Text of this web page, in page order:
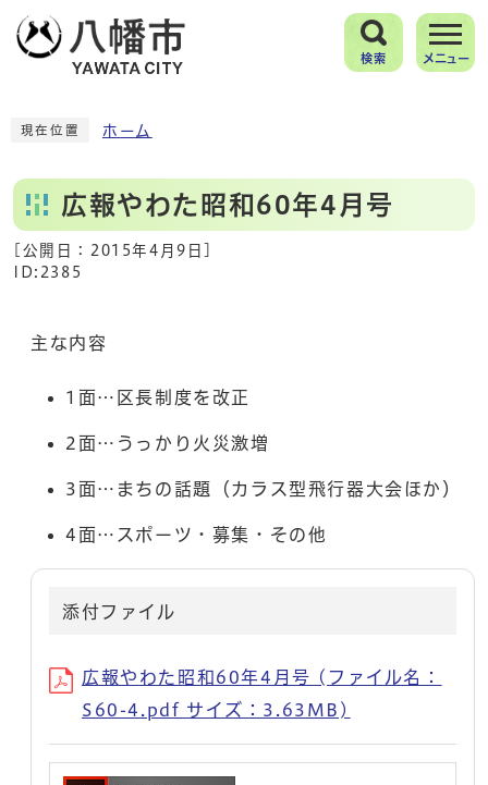
検索 メニュー
現在位置 ホーム
広報やわた昭和60年4月号
[公開日： 2015年4月9日
ID:2385
主な内容
1面…区長制度を改正
2面…うっかり火災激増
3面…まちの話題（カラス型飛行器大会ほか）
4面…スポーツ・募集・その他
添付ファイル
広報やわた昭和60年4月号 (ファイル名：
S60-4.pdf サイズ：3.63MB)